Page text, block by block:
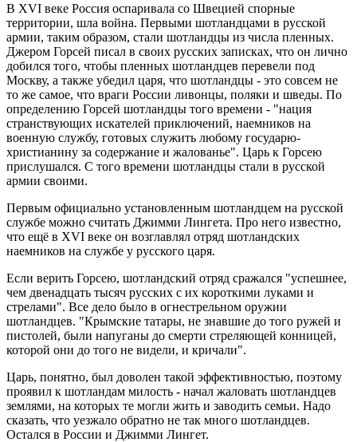
В XVI веке Россия оспаривала со Швецией спорные
территории, шла война. Первыми шотландцами в русской
армии, таким образом, стали шотландцы из числа пленных.
Джером Горсей писал в своих русских записках, что он лично
добился того, чтобы пленных шотландцев перевели под
Москву, а также убедил царя, что шотландцы - это совсем не
то же самое, что враги России ливонцы, поляки и шведы. По
определению Горсей шотландцы того времени - "нация
странствующих искателей приключений, наемников на
военную службу, готовых служить любому государю-
христианину за содержание и жалованье". Царь к Горсею
прислушался. С того времени шотландцы стали в русской
армии своими.
Первым официально установленным шотландцем на русской
службе можно считать Джимми Лингета. Про него известно,
что ещё в XVI веке он возглавлял отряд шотландских
наемников на службе у русского царя.
Если верить Горсею, шотландский отряд сражался "успешнее,
чем двенадцать тысяч русских с их короткими луками и
стрелами". Все дело было в огнестрельном оружии
шотландцев. "Крымские татары, не знавшие до того ружей и
пистолей, были напуганы до смерти стреляющей конницей,
которой они до того не видели, и кричали".
Царь, понятно, был доволен такой эффективностью, поэтому
проявил к шотландам милость - начал жаловать шотландцев
землями, на которых те могли жить и заводить семьи. Надо
сказать, что уезжало обратно не так много шотландцев.
Остался в России и Джимми Лингет.